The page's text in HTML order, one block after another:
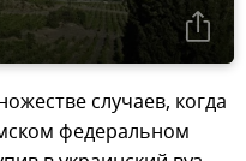
случаев, когда
федеральном